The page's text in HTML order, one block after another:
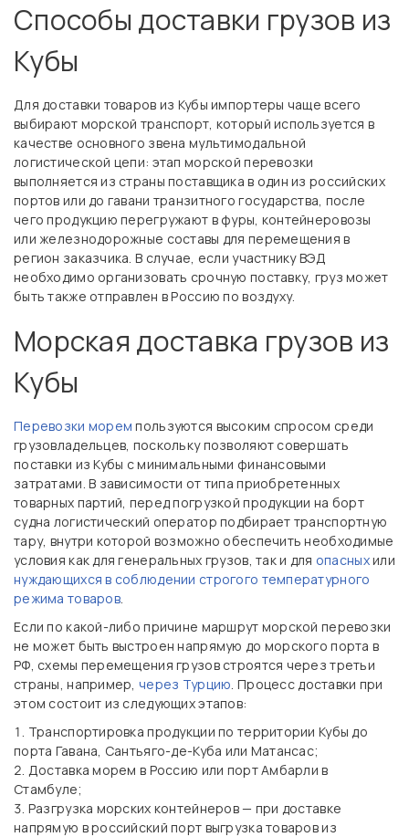
Способы доставки грузов из
Кубы
Для доставки товаров из Кубы импортеры чаще всего
выбирают морской транспорт, который используется в
качестве основного звена мультимодальной
логистической цепи: этап морской перевозки
выполняется из страны поставщика в один из российских
портов или до гавани транзитного государства, после
чего продукцию перегружают в фуры, контейнеровозы
или железнодорожные составы для перемещения в
регион заказчика. В случае, если участнику ВЭД
необходимо организовать срочную поставку, груз может
быть также отправлен в Россию по воздуху.
Морская доставка грузов из
Кубы
Перевозки морем пользуются высоким спросом среди
грузовладельцев, поскольку позволяют совершать
поставки из Кубы с минимальными финансовыми
затратами. В зависимости от типа приобретенных
товарных партий, перед погрузкой продукции на борт
судна логистический оператор подбирает транспортную
тару, внутри которой возможно обеспечить необходимые
условия как для генеральных грузов, так и для опасныхили
нуждающихся в соблюдении строгого температурного
режима товаров.
Если по какой-либо причине маршрут морской перевозки
не может быть выстроен напрямую до морского порта в
РФ, схемы перемещения грузов строятся через третьи
страны, например,через Турцию. Процесс доставки при
этом состоит из следующих этапов:
Транспортировка продукции по территории Кубы до
порта Гавана, Сантьяго-де-Куба или Матансас;
Доставка морем в Россию или порт Амбарли в
Стамбуле;
Разгрузка морских контейнеров — при доставке
напрямую в российский порт выгрузка товаров из